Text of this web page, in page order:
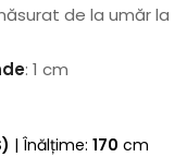
de la umăr la
: 1 cm
| Înălțime: 170 cm